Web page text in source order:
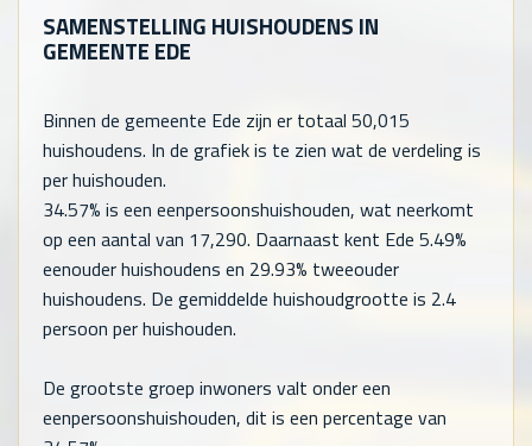
SAMENSTELLING HUISHOUDENS IN
GEMEENTE EDE
Binnen de gemeente Ede zijn er totaal 50,015
huishoudens. In de grafiek is te zien wat de verdeling is
per huishouden.
34.57% is een eenpersoonshuishouden, wat neerkomt
op een aantal van 17,290. Daarnaast kent Ede 5.49%
eenouder huishoudens en 29.93% tweeouder
huishoudens. De gemiddelde huishoudgrootte is 2.4
persoon per huishouden.
De grootste groep inwoners valt onder een
eenpersoonshuishouden, dit is een percentage van